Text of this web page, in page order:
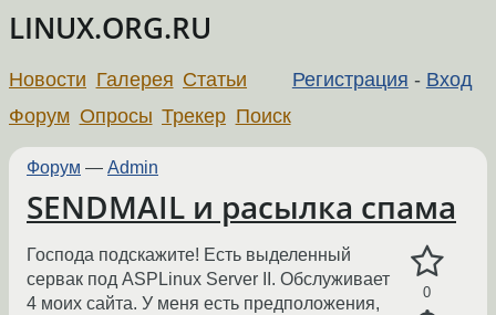
LINUX.ORG.RU
Регистрация - Вход
Новости Галерея Статьи
Форум Опросы Трекер Поиск
Форум — Admin
SENDMAIL и расылка спама
0
Господа подскажите! Есть выделенный
сервак под ASPLinux Server II. Обслуживает
4 моих сайта. У меня есть предположения,